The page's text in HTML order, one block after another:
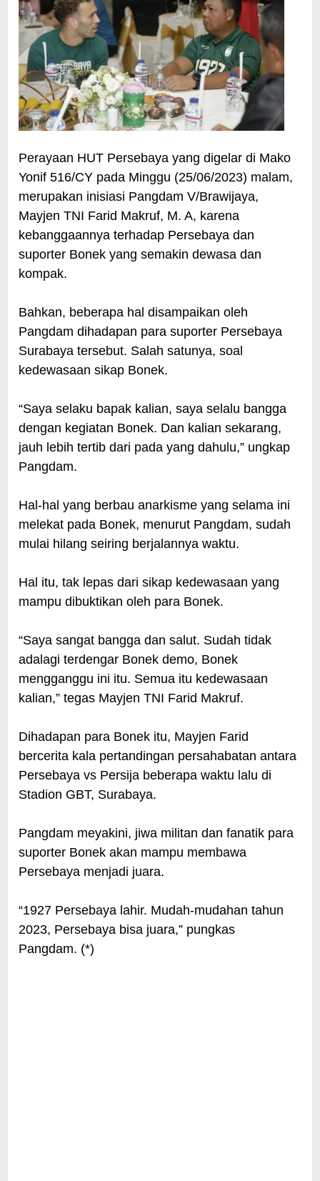
Perayaan HUT Persebaya yang digelar di Mako
Yonif 516/CY pada Minggu (25/06/2023) malam,
merupakan inisiasi Pangdam V/Brawijaya,
Mayjen TNI Farid Makruf, M. A, karena
kebanggaannya terhadap Persebaya dan
suporter Bonek yang semakin dewasa dan
kompak.
Bahkan, beberapa hal disampaikan oleh
Pangdam dihadapan para suporter Persebaya
Surabaya tersebut. Salah satunya, soal
kedewasaan sikap Bonek.
“Saya selaku bapak kalian, saya selalu bangga
dengan kegiatan Bonek. Dan kalian sekarang,
jauh lebih tertib dari pada yang dahulu,” ungkap
Pangdam.
Hal-hal yang berbau anarkisme yang selama ini
melekat pada Bonek, menurut Pangdam, sudah
mulai hilang seiring berjalannya waktu.
Hal itu, tak lepas dari sikap kedewasaan yang
mampu dibuktikan oleh para Bonek.
“Saya sangat bangga dan salut. Sudah tidak
adalagi terdengar Bonek demo, Bonek
mengganggu ini itu. Semua itu kedewasaan
kalian,” tegas Mayjen TNI Farid Makruf.
Dihadapan para Bonek itu, Mayjen Farid
bercerita kala pertandingan persahabatan antara
Persebaya vs Persija beberapa waktu lalu di
Stadion GBT, Surabaya.
Pangdam meyakini, jiwa militan dan fanatik para
suporter Bonek akan mampu membawa
Persebaya menjadi juara.
“1927 Persebaya lahir. Mudah-mudahan tahun
2023, Persebaya bisa juara,” pungkas
Pangdam. (*)